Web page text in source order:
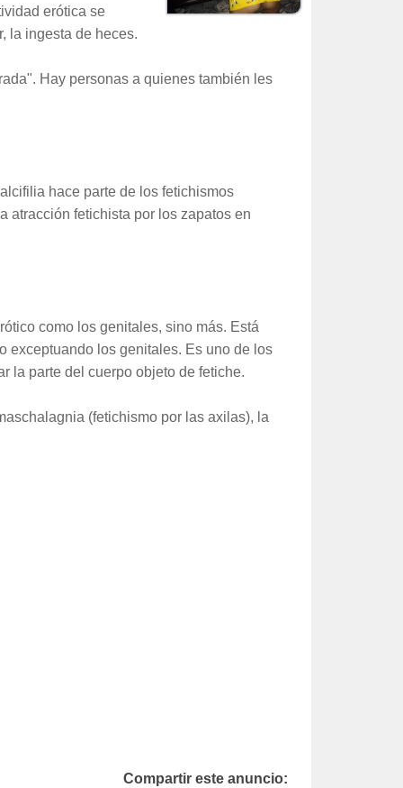
erótica se
la ingesta de heces.
Hay personas a quienes también les
hace parte de los fetichismos
atracción fetichista por los zapatos en
como los genitales, sino más. Está
exceptuando los genitales. Es uno de los
la parte del cuerpo objeto de fetiche.
(fetichismo por las axilas), la
Compartir este anuncio: